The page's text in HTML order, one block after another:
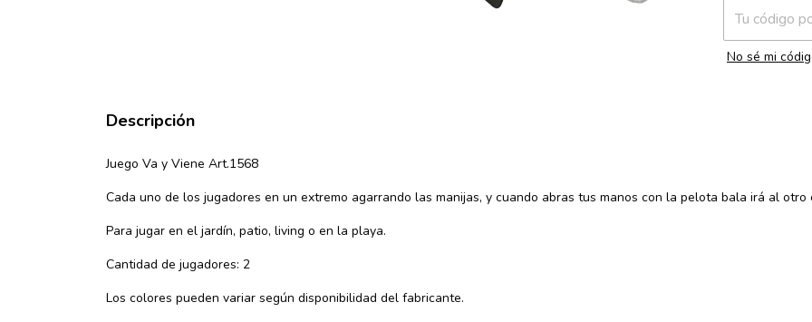
No sé mi
Descripción
Juego Va y Viene Art.1568
Cada uno de los jugadores en un extremo agarrando las manijas, y cuando abras tus manos con la pelota bala irá al otro
Para jugar en el jardín, patio, living o en la playa.
Cantidad de jugadores: 2
Los colores pueden variar según disponibilidad del fabricante.